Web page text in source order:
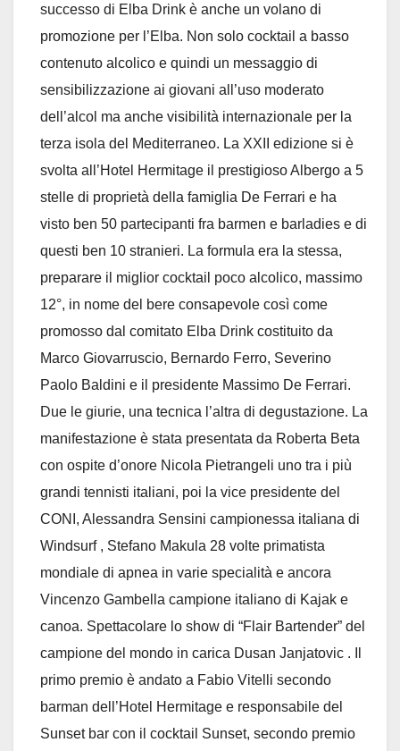
successo di Elba Drink è anche un volano di
promozione per l’Elba. Non solo cocktail a basso
contenuto alcolico e quindi un messaggio di
sensibilizzazione ai giovani all’uso moderato
dell’alcol ma anche visibilità internazionale per la
terza isola del Mediterraneo. La XXII edizione si è
svolta all’Hotel Hermitage il prestigioso Albergo a 5
stelle di proprietà della famiglia De Ferrari e ha
visto ben 50 partecipanti fra barmen e barladies e di
questi ben 10 stranieri. La formula era la stessa,
preparare il miglior cocktail poco alcolico, massimo
12°, in nome del bere consapevole così come
promosso dal comitato Elba Drink costituito da
Marco Giovarruscio, Bernardo Ferro, Severino
Paolo Baldini e il presidente Massimo De Ferrari.
Due le giurie, una tecnica l’altra di degustazione. La
manifestazione è stata presentata da Roberta Beta
con ospite d’onore Nicola Pietrangeli uno tra i più
grandi tennisti italiani, poi la vice presidente del
CONI, Alessandra Sensini campionessa italiana di
Windsurf , Stefano Makula 28 volte primatista
mondiale di apnea in varie specialità e ancora
Vincenzo Gambella campione italiano di Kajak e
canoa. Spettacolare lo show di “Flair Bartender” del
campione del mondo in carica Dusan Janjatovic . Il
primo premio è andato a Fabio Vitelli secondo
barman dell’Hotel Hermitage e responsabile del
Sunset bar con il cocktail Sunset, secondo premio